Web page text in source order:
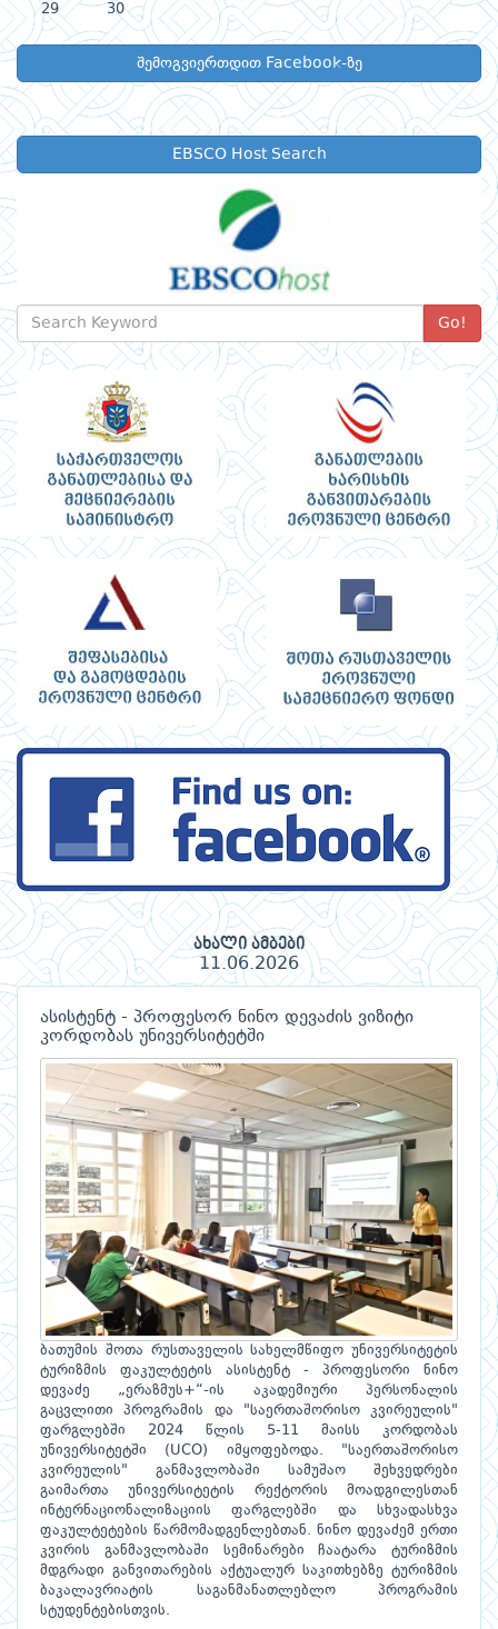
29 30
შემოგვიერთდით Facebook-ზე
EBSCO Host Search
Go!
ახალი ამბები
11.06.2026
ასისტენტ - პროფესორ ნინო დევაძის ვიზიტი
კორდობას უნივერსიტეტში
ბათუმის შოთა რუსთაველის სახელმწიფო უნივერსიტეტის
ტურიზმის ფაკულტეტის ასისტენტ - პროფესორი ნინო
დევაძე „ერაზმუს+“-ის აკადემიური პერსონალის
გაცვლითი პროგრამის და "საერთაშორისო კვირეულის"
ფარგლებში 2024 წლის 5-11 მაისს კორდობას
უნივერსიტეტში (UCO) იმყოფებოდა. "საერთაშორისო
კვირეულის" განმავლობაში სამუშაო შეხვედრები
გაიმართა უნივერსიტეტის რექტორის მოადგილესთან
ინტერნაციონალიზაციის ფარგლებში და სხვადასხვა
ფაკულტეტების წარმომადგენლებთან. ნინო დევაძემ ერთი
კვირის განმავლობაში სემინარები ჩაატარა ტურიზმის
მდგრადი განვითარების აქტუალურ საკითხებზე ტურიზმის
ბაკალავრიატის საგანმანათლებლო პროგრამის
სტუდენტებისთვის.